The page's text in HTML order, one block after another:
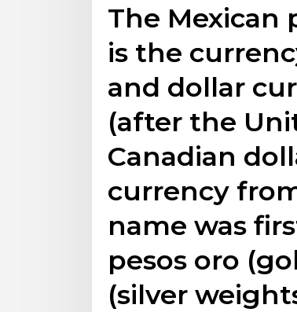
The Mexican
is the
and dollar
(after the
Canadian
currency
name was
pesos oro
(silver